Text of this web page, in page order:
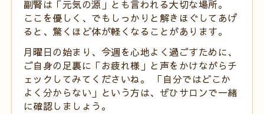
副腎は「元気の源」とも言われる大切な場所。
ここを優しく、でもしっかりと解きほぐしてあげ
ると、驚くほど体が軽くなることがあります。
月曜日の始まり、今週を心地よく過ごすために、
ご自身の足裏に「お疲れ様」と声をかけながらチ
ェックしてみてくださいね。 「自分ではどこか
よく分からない」という方は、ぜひサロンで一緒
に確認しましょう。